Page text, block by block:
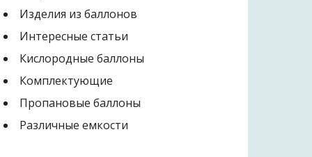
Изделия из баллонов
Интересные статьи
Кислородные баллоны
Комплектующие
Пропановые баллоны
Различные емкости